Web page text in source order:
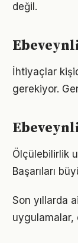
değil.
İhtiyaçlar
gerekiyor.
Ölçülebilirlik
Başarıları
Son yıllarda
uygulamalar,